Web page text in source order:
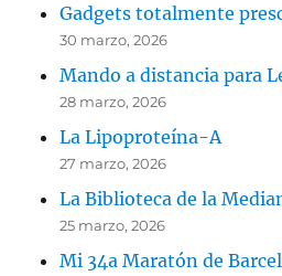
Gadgets totalmente
30 marzo, 2026
Mando a distancia para
28 marzo, 2026
La Lipoproteína-A
27 marzo, 2026
La Biblioteca de la
25 marzo, 2026
Mi 34a Maratón de